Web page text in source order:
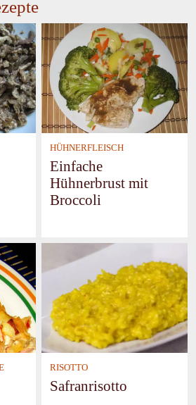
HÜHNERFLEISCH
Einfache
Hühnerbrust mit
Broccoli
RISOTTO
Safranrisotto